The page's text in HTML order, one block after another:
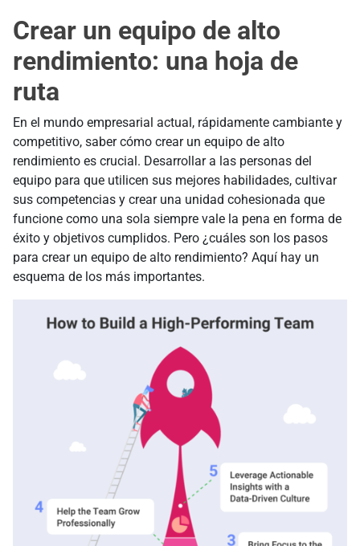
Crear un equipo de alto
rendimiento: una hoja de
ruta
En el mundo empresarial actual, rápidamente cambiante y
competitivo, saber cómo crear un equipo de alto
rendimiento es crucial. Desarrollar a las personas del
equipo para que utilicen sus mejores habilidades, cultivar
sus competencias y crear una unidad cohesionada que
funcione como una sola siempre vale la pena en forma de
éxito y objetivos cumplidos. Pero ¿cuáles son los pasos
para crear un equipo de alto rendimiento? Aquí hay un
esquema de los más importantes.